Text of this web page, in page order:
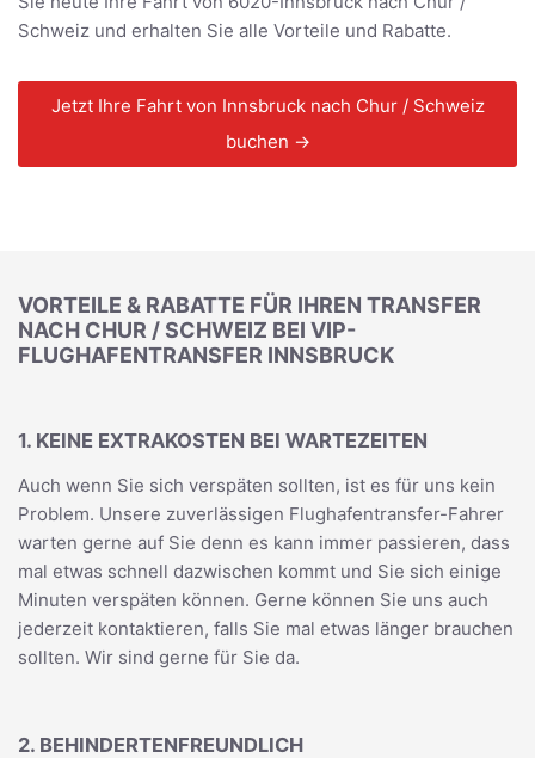
Schweiz und erhalten Sie alle Vorteile und Rabatte.
Jetzt Ihre Fahrt von Innsbruck nach Chur / Schweiz
buchen →
VORTEILE & RABATTE FÜR IHREN TRANSFER
NACH CHUR / SCHWEIZ BEI VIP-
FLUGHAFENTRANSFER INNSBRUCK
1. KEINE EXTRAKOSTEN BEI WARTEZEITEN
Auch wenn Sie sich verspäten sollten, ist es für uns kein
Problem. Unsere zuverlässigen Flughafentransfer-Fahrer
warten gerne auf Sie denn es kann immer passieren, dass
mal etwas schnell dazwischen kommt und Sie sich einige
Minuten verspäten können. Gerne können Sie uns auch
jederzeit kontaktieren, falls Sie mal etwas länger brauchen
sollten. Wir sind gerne für Sie da.
2. BEHINDERTENFREUNDLICH